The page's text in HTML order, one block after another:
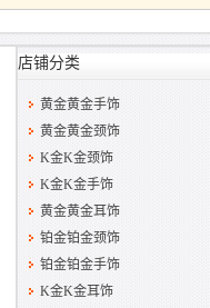
店铺分类
黄金黄金手饰
黄金黄金颈饰
K金K金颈饰
K金K金手饰
黄金黄金耳饰
铂金铂金颈饰
铂金铂金手饰
K金K金耳饰